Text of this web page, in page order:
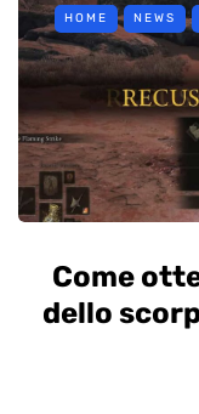
HOME NEWS
Come
dello